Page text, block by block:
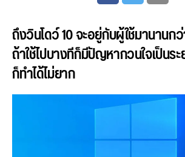
ถึงวินโดว์ 10 จะอยู่กับผู้ใช้มานานก
ถ้าใช้ไปบางทีก็มีปัญหากวนใจเป็นร
ก็ทำได้ไม่ยาก